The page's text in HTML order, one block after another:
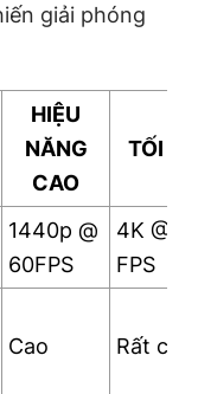
giải phóng
HIỆU
NĂNG
CAO
TỐI ĐA
1440p @
60FPS
4K @
FPS
Cao Rất cao